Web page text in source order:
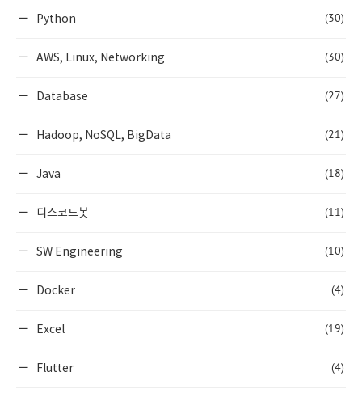
Python (30)
AWS, Linux, Networking (30)
Database (27)
Hadoop, NoSQL, BigData (21)
Java (18)
디스코드봇 (11)
SW Engineering (10)
Docker (4)
Excel (19)
Flutter (4)